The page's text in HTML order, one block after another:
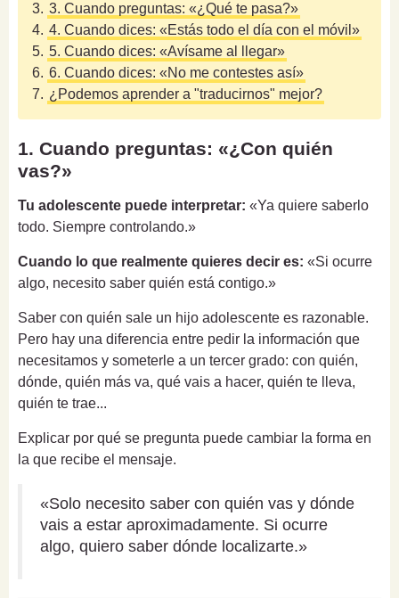
3. 3. Cuando preguntas: «¿Qué te pasa?»
4. 4. Cuando dices: «Estás todo el día con el móvil»
5. 5. Cuando dices: «Avísame al llegar»
6. 6. Cuando dices: «No me contestes así»
7. ¿Podemos aprender a "traducirnos" mejor?
1. Cuando preguntas: «¿Con quién
vas?»
Tu adolescente puede interpretar: «Ya quiere saberlo
todo. Siempre controlando.»
Cuando lo que realmente quieres decir es: «Si ocurre
algo, necesito saber quién está contigo.»
Saber con quién sale un hijo adolescente es razonable.
Pero hay una diferencia entre pedir la información que
necesitamos y someterle a un tercer grado: con quién,
dónde, quién más va, qué vais a hacer, quién te lleva,
quién te trae...
Explicar por qué se pregunta puede cambiar la forma en
la que recibe el mensaje.
«Solo necesito saber con quién vas y dónde
vais a estar aproximadamente. Si ocurre
algo, quiero saber dónde localizarte.»